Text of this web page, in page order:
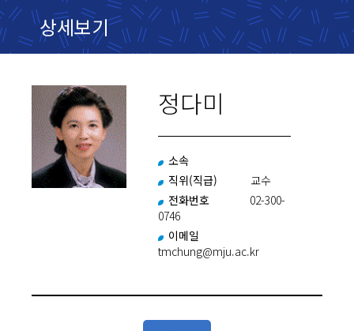
상세보기
정다미
소속
직위(직급)
교수
전화번호
02-300-
0746
이메일
tmchung@mju.ac.kr